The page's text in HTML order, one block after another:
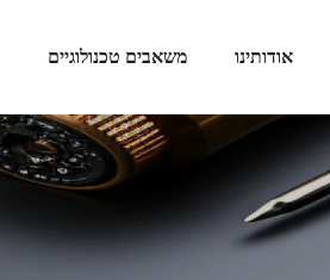
משאבים טכנולוגיים אודותינו